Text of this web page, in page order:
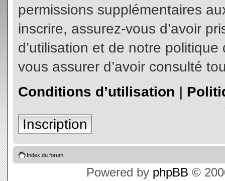
permissions supplémentaires
inscrire, assurez-vous d’avoir
d’utilisation et de notre
vous assurer d’avoir consulté
Conditions d’utilisation |
Inscription
Index du forum
Powered by phpBB ©